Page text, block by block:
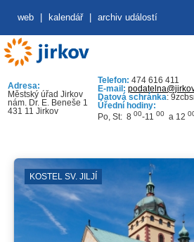
web kalendář archiv událostí
Adresa:
Městský úřad Jirkov
nám. Dr. E. Beneše 1
431 11 Jirkov
Telefon: 474 616 411
E-mail:
Datová schránka:
Úřední hodiny:
Po, St: 8 00-11 00 a 12
KOSTEL SV. JILJÍ